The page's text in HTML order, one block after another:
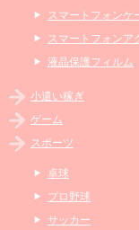
スマートフォンケ
スマートフォンア
液晶保護フィルム
小遣い稼ぎ
ゲーム
スポーツ
卓球
プロ野球
サッカー